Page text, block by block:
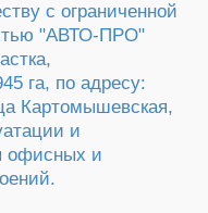
с ограниченной
"АВТО-ПРО"
га, по адресу:
Картомышевская,
и
офисных и